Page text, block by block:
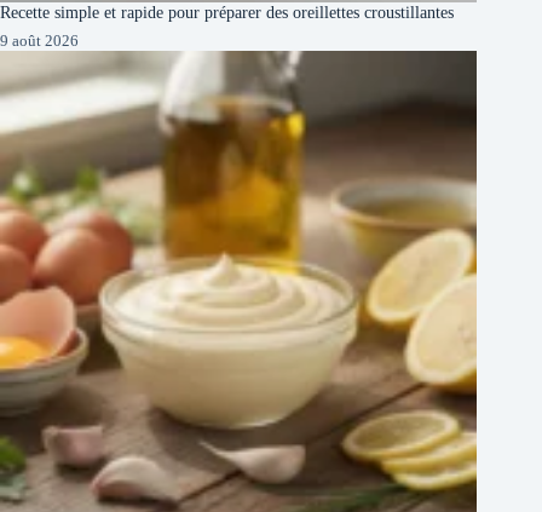
Recette simple et rapide pour préparer des oreillettes croustillantes
9 août 2026